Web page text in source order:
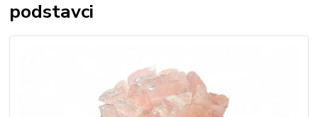
podstavci